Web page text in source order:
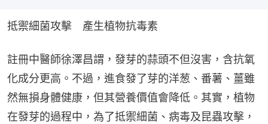
抵禦細菌攻擊　產生植物抗毒素
註冊中醫師徐澤昌謂，發芽的蒜頭不但沒害，含抗氧
化成分更高。不過，進食發了芽的洋葱、番薯、薑雖
然無損身體健康，但其營養價值會降低。其實，植物
在發芽的過程中，為了抵禦細菌、病毒及昆蟲攻擊，